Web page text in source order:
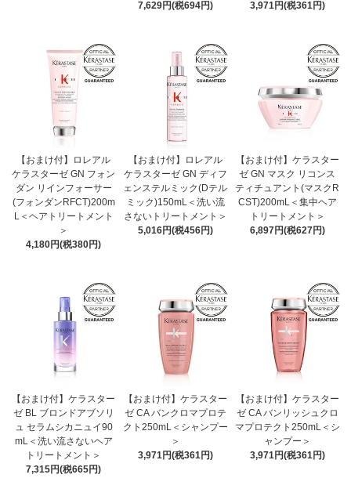
7,629円(税694円)
3,971円(税361円)
【おまけ付】ロレアル
ケラスターゼ GN フォン
ダン リインフォーサー
(フォンダンRFCT)200m
L＜ヘアトリートメント
＞
4,180円(税380円)
【おまけ付】ロレアル
ケラスターゼ GN ディフ
ェンステルミック(Dテル
ミック)150mL＜洗い流
さないトリートメント＞
5,016円(税456円)
【おまけ付】ケラスター
ゼ GN マスク リコンス
ティチュアント(マスクR
CST)200mL＜集中ヘア
トリートメント＞
6,897円(税627円)
【おまけ付】ケラスター
ゼ BL ブロンドアブソリ
ュ セラムシカニュイ90
mL＜洗い流さないヘア
トリートメント＞
7,315円(税665円)
【おまけ付】ケラスター
ゼ CA バンクロマプロテ
クト250mL＜シャンプー
＞
3,971円(税361円)
【おまけ付】ケラスター
ゼ CA バンリッシュクロ
マプロテクト250mL＜シ
ャンプー＞
3,971円(税361円)